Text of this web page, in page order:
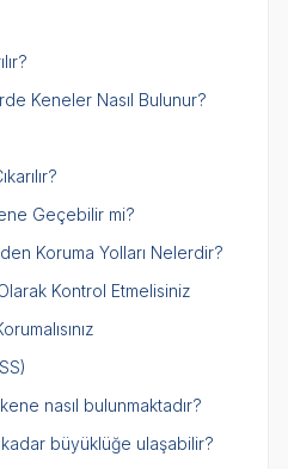
Keneler Nasıl Bulunur?
Geçebilir mi?
Koruma Yolları Nelerdir?
Kontrol Etmelisiniz
nasıl bulunmaktadır?
büyüklüğe ulaşabilir?